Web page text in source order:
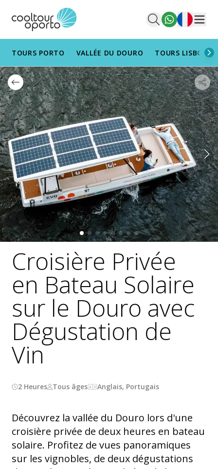
Français
TOURS PORTO VALLÉE DU DOURO TOURS
Croisière Privée
en Bateau Solaire
sur le Douro avec
Dégustation de
Vin
2 Heures Tous âges Anglais, Portugais
Découvrez la vallée du Douro lors d'une
croisière privée de deux heures en bateau
solaire. Profitez de vues panoramiques
sur les vignobles, de deux dégustations